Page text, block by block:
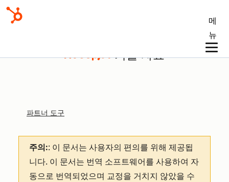
메
뉴
기술 자료
파트너 도구
주의:: 이 문서는 사용자의 편의를 위해 제공됩
니다. 이 문서는 번역 소프트웨어를 사용하여 자
동으로 번역되었으며 교정을 거치지 않았을 수